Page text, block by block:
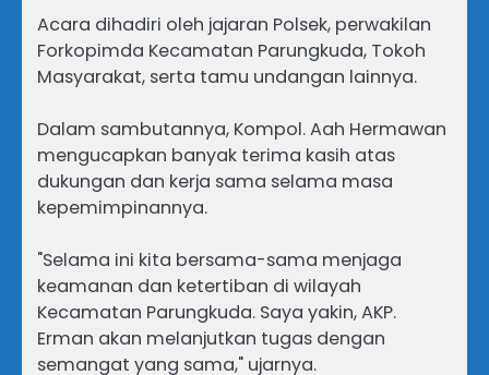
Acara dihadiri oleh jajaran Polsek, perwakilan
Forkopimda Kecamatan Parungkuda, Tokoh
Masyarakat, serta tamu undangan lainnya.
Dalam sambutannya, Kompol. Aah Hermawan
mengucapkan banyak terima kasih atas
dukungan dan kerja sama selama masa
kepemimpinannya.
"Selama ini kita bersama-sama menjaga
keamanan dan ketertiban di wilayah
Kecamatan Parungkuda. Saya yakin, AKP.
Erman akan melanjutkan tugas dengan
semangat yang sama," ujarnya.